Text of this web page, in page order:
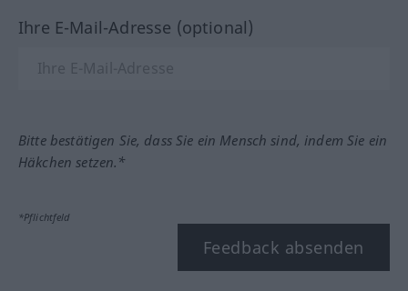
Ihre E-Mail-Adresse (optional)
Bitte bestätigen Sie, dass Sie ein Mensch sind, indem Sie ein
Häkchen setzen.*
*Pflichtfeld
Feedback absenden